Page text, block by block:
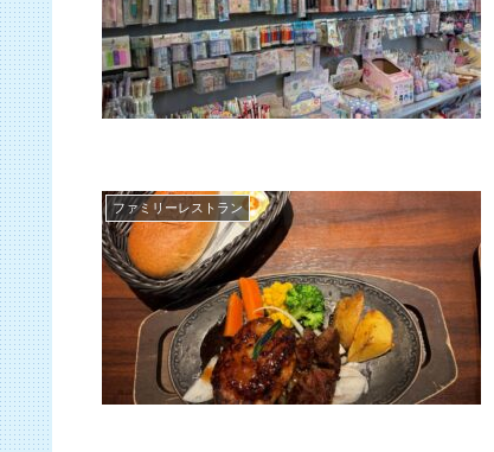
ファミリーレストラン